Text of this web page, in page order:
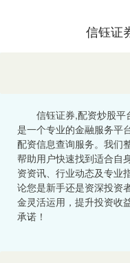
信钰证
信钰证券,配资炒股平
是一个专业的金融服务平
配资信息查询服务。我们
帮助用户快速找到适合自
资资讯、行业动态及专业
论您是新手还是资深投资
金灵活运用，提升投资收
承诺！